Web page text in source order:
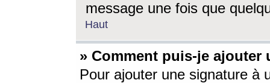
message une fois que
Haut
» Comment puis-je ajouter
Pour ajouter une signature à